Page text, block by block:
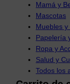
Mamá y
Mascotas
Muebles y
Papelería
Ropa y
Salud y
Todos los